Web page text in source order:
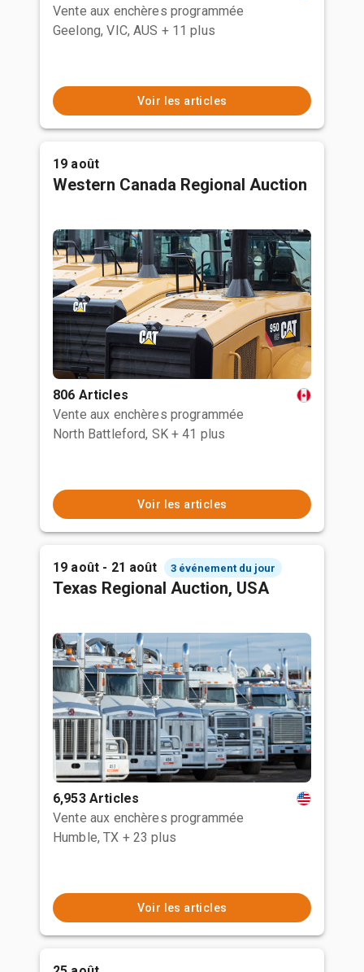
Vente aux enchères programmée
Geelong, VIC, AUS + 11 plus
Voir les articles
19 août
Western Canada Regional Auction
806 Articles
Vente aux enchères programmée
North Battleford, SK + 41 plus
Voir les articles
19 août - 21 août 3 événement du jour
Texas Regional Auction, USA
6,953 Articles
Vente aux enchères programmée
Humble, TX + 23 plus
Voir les articles